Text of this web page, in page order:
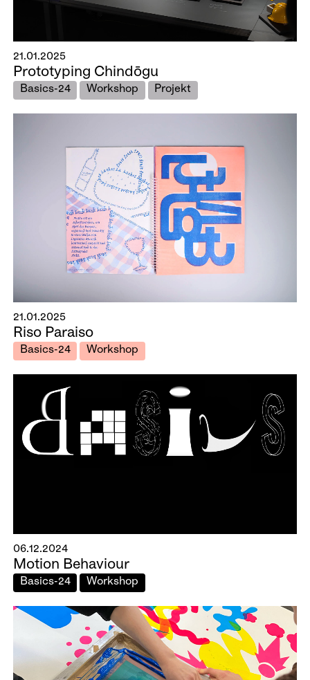
21.01.2025
Prototyping Chindōgu
Basics-24 Workshop Projekt
21.01.2025
Riso Paraiso
Basics-24 Workshop
06.12.2024
Motion Behaviour
Basics-24 Workshop